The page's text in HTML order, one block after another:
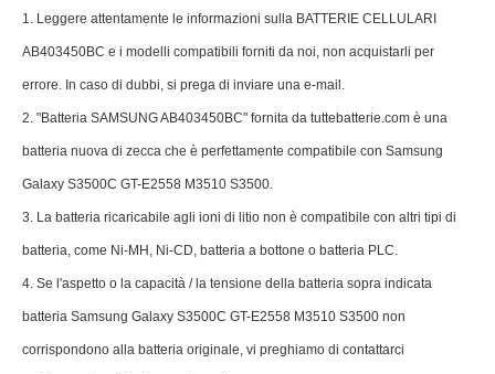
1. Leggere attentamente le informazioni sulla BATTERIE CELLULARI
AB403450BC e i modelli compatibili forniti da noi, non acquistarli per
errore. In caso di dubbi, si prega di inviare una e-mail.
2. "Batteria SAMSUNG AB403450BC" fornita da tuttebatterie.com è una
batteria nuova di zecca che è perfettamente compatibile con Samsung
Galaxy S3500C GT-E2558 M3510 S3500.
3. La batteria ricaricabile agli ioni di litio non è compatibile con altri tipi di
batteria, come Ni-MH, Ni-CD, batteria a bottone o batteria PLC.
4. Se l'aspetto o la capacità / la tensione della batteria sopra indicata
batteria Samsung Galaxy S3500C GT-E2558 M3510 S3500 non
corrispondono alla batteria originale, vi preghiamo di contattarci